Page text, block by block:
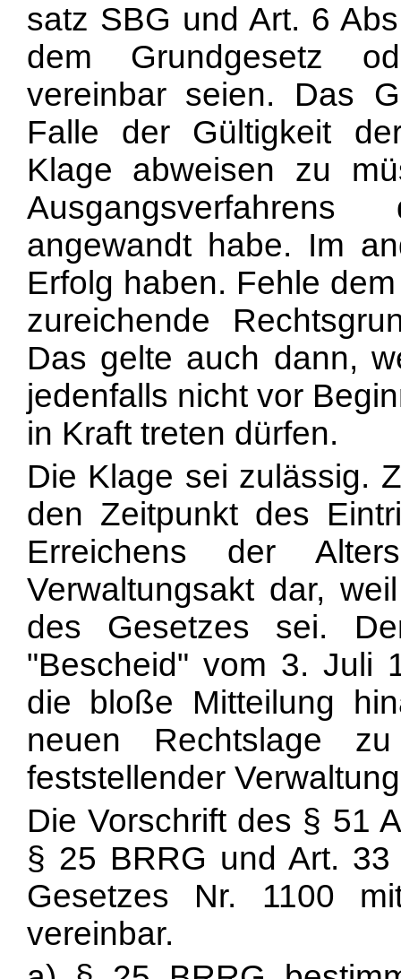
satz SBG und Art. 6
dem Grundgesetz
vereinbar seien. Das
Falle der Gültigkeit
Klage abweisen zu
angewandt habe. Im
Erfolg haben. Fehle
zureichende
Das gelte auch dann,
jedenfalls nicht vor
in Kraft treten dürfen.
Die Klage sei zulässig.
den Zeitpunkt des
Erreichens der
Verwaltungsakt dar,
des Gesetzes sei.
"Bescheid" vom 3. Juli
die bloße Mitteilung
neuen Rechtslage
feststellender
Die Vorschrift des § 51
§ 25 BRRG und Art.
Gesetzes Nr. 1100
vereinbar.